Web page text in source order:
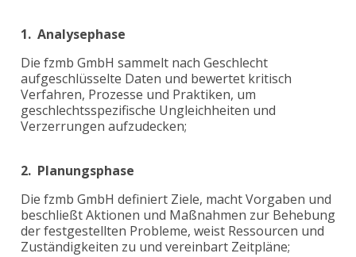
1. Analysephase
Die fzmb GmbH sammelt nach Geschlecht
aufgeschlüsselte Daten und bewertet kritisch
Verfahren, Prozesse und Praktiken, um
geschlechtsspezifische Ungleichheiten und
Verzerrungen aufzudecken;
2. Planungsphase
Die fzmb GmbH definiert Ziele, macht Vorgaben und
beschließt Aktionen und Maßnahmen zur Behebung
der festgestellten Probleme, weist Ressourcen und
Zuständigkeiten zu und vereinbart Zeitpläne;